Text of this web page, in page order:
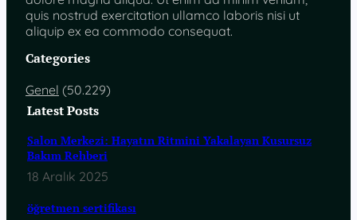
quis nostrud exercitation ullamco laboris nisi ut
aliquip ex ea commodo consequat.
Categories
Genel (50.229)
Latest Posts
Salon Merkezi: Hayatın Ritmini Yakalayan Kusursuz
Bakım Rehberi
18 Aralık 2025
öğretmen sertifikası